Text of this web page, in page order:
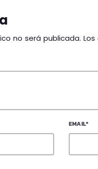
no será publicada.
EMAIL*